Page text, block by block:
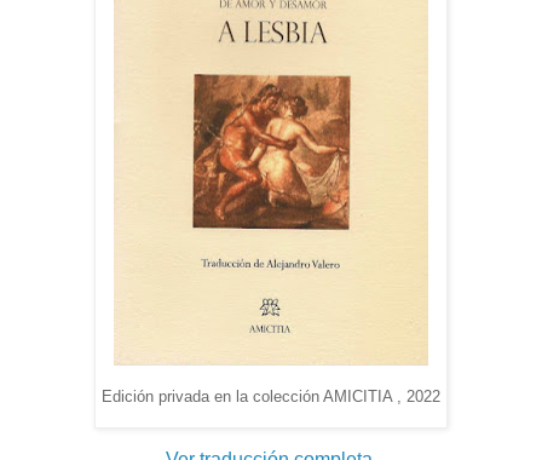
Edición privada en la colección AMICITIA , 2022